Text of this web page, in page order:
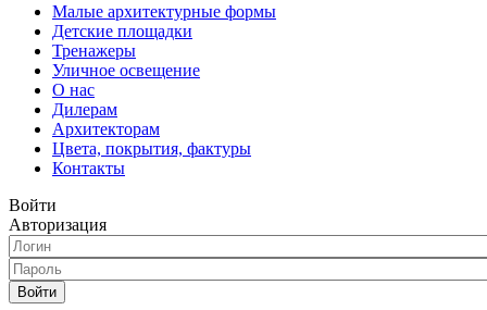
Малые архитектурные формы
Детские площадки
Тренажеры
Уличное освещение
О нас
Дилерам
Архитекторам
Цвета, покрытия, фактуры
Контакты
Войти
Авторизация
Войти